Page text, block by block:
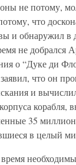
не потому,
что
и обнаружил в
не добрался
о “Дуке ди
что он
и
корабля,
35
в целый